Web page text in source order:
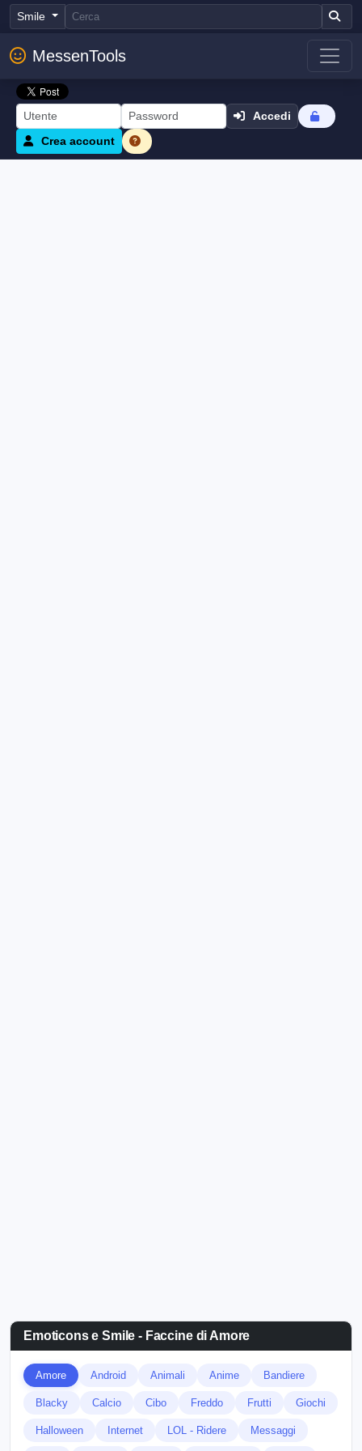
Smile
MessenTools
Accedi
Crea account
Emoticons e Smile - Faccine di Amore
Amore Android Animali Anime Bandiere
Blacky Calcio Cibo Freddo Frutti Giochi
Halloween Internet LOL - Ridere Messaggi